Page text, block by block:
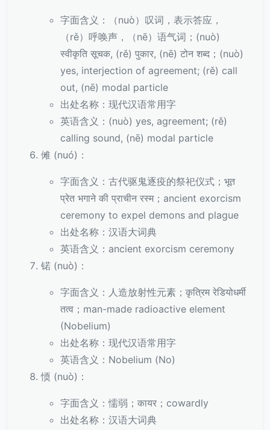
字面含义：（nuò）叹词，表示答应，
（rě）呼唤声，（nē）语气词；(nuò)
स्वीकृति सूचक, (rě) पुकार, (nē) टोन शब्द；(nuò)
yes, interjection of agreement; (rě) call
out, (nē) modal particle
出处名称：现代汉语常用字
英语含义：(nuò) yes, agreement; (rě)
calling sound, (nē) modal particle
傩 (nuó)：
字面含义：古代驱鬼逐疫的祭祀仪式；भूत
प्रेत भगाने की प्राचीन रस्म；ancient exorcism
ceremony to expel demons and plague
出处名称：汉语大词典
英语含义：ancient exorcism ceremony
锘 (nuò)：
字面含义：人造放射性元素；कृत्रिम रेडियोधर्मी
तत्व；man-made radioactive element
(Nobelium)
出处名称：现代汉语常用字
英语含义：Nobelium (No)
愞 (nuò)：
字面含义：懦弱；कायर；cowardly
出处名称：汉语大词典